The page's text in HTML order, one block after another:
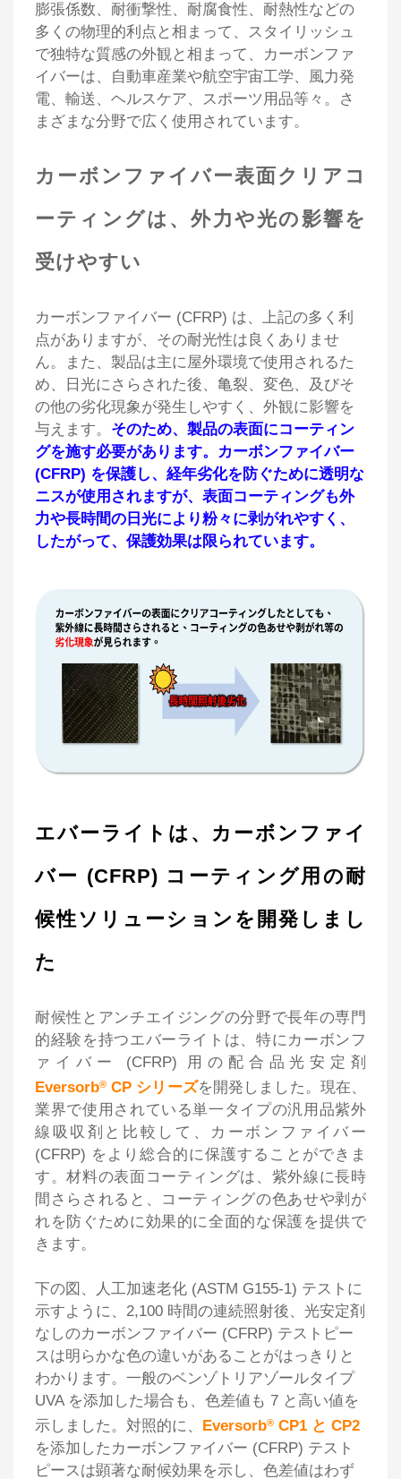
膨張係数、耐衝撃性、耐腐食性、耐熱性などの
多くの物理的利点と相まって、スタイリッシュ
で独特な質感の外観と相まって、カーボンファ
イバーは、自動車産業や航空宇宙工学、風力発
電、輸送、ヘルスケア、スポーツ用品等々。さ
まざまな分野で広く使用されています。
カーボンファイバー表面クリアコ
ーティングは、外力や光の影響を
受けやすい
カーボンファイバー (CFRP) は、上記の多く利
点がありますが、その耐光性は良くありませ
ん。また、製品は主に屋外環境で使用されるた
め、日光にさらされた後、亀裂、変色、及びそ
の他の劣化現象が発生しやすく、外観に影響を
与えます。 そのため、製品の表面にコーティン
グを施す必要があります。カーボンファイバー
(CFRP) を保護し、経年劣化を防ぐために透明な
ニスが使用されますが、表面コーティングも外
力や長時間の日光により粉々に剥がれやすく、
したがって、保護効果は限られています。
エバーライトは、カーボンファイ
バー (CFRP) コーティング用の耐
候性ソリューションを開発しまし
た
耐候性とアンチエイジングの分野で長年の専門
的経験を持つエバーライトは、特にカーボンフ
ァイバー (CFRP) 用の配合品光安定剤
Eversorb® CP シリーズを開発しました。現在、
業界で使用されている単一タイプの汎用品紫外
線吸収剤と比較して、カーボンファイバー
(CFRP) をより総合的に保護することができま
す。材料の表面コーティングは、紫外線に長時
間さらされると、コーティングの色あせや剥が
れを防ぐために効果的に全面的な保護を提供で
きます。
下の図、人工加速老化 (ASTM G155-1) テストに
示すように、2,100 時間の連続照射後、光安定剤
なしのカーボンファイバー (CFRP) テストピー
スは明らかな色の違いがあることがはっきりと
わかります。一般のベンゾトリアゾールタイプ
UVA を添加した場合も、色差値も 7 と高い値を
示しました。対照的に、 Eversorb® CP1 と CP2
を添加したカーボンファイバー (CFRP) テスト
ピースは顕著な耐候効果を示し、色差値はわず